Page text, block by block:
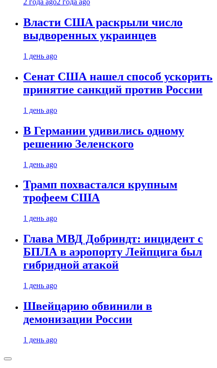
2 года ago2 года ago
Власти США раскрыли число
выдворенных украинцев
1 день ago
Сенат США нашел способ ускорить
принятие санкций против России
1 день ago
В Германии удивились одному
решению Зеленского
1 день ago
Трамп похвастался крупным
трофеем США
1 день ago
Глава МВД Добриндт: инцидент с
БПЛА в аэропорту Лейпцига был
гибридной атакой
1 день ago
Швейцарию обвинили в
демонизации России
1 день ago